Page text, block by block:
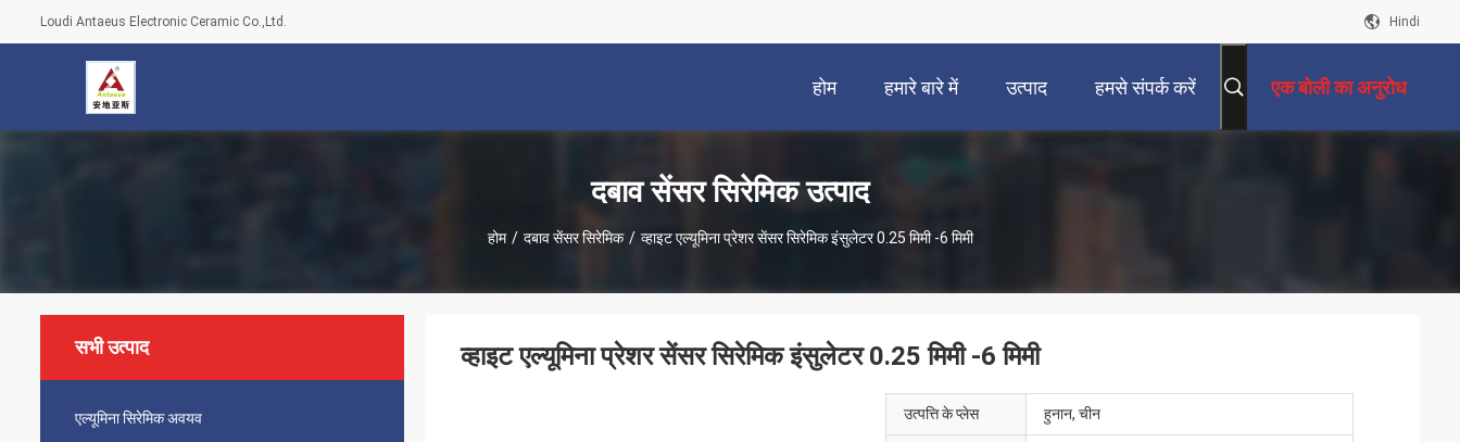
Loudi Antaeus Electronic Ceramic Co.,Ltd. Hindi
होम हमारे बारे में उत्पाद हमसे संपर्क करें एक बोली का अनुरोध
दबाव सेंसर सिरेमिक उत्पाद
होम / दबाव सेंसर सिरेमिक / व्हाइट एल्यूमिना प्रेशर सेंसर सिरेमिक इंसुलेटर 0.25 मिमी -6 मिमी
सभी उत्पाद
एल्यूमिना सिरेमिक अवयव
व्हाइट एल्यूमिना प्रेशर सेंसर सिरेमिक इंसुलेटर 0.25 मिमी -6 मिमी
उत्पत्ति के प्लेस हुनान, चीन